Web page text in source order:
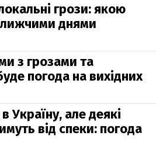
грози: якою
днями
з грозами та
погода на вихідних
Україну, але деякі
від спеки: погода